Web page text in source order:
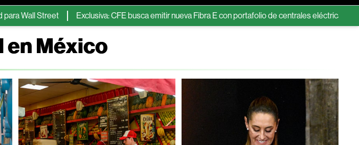
Exclusiva: CFE busca emitir nueva Fibra E con portafolio de centrales eléctricas Argentina
en México